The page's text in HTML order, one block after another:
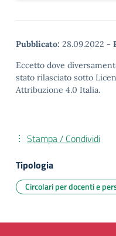
Pubblicato: 28.09.2022 -
Eccetto dove
stato rilasciato sotto
Attribuzione 4.0 Italia.
Stampa / Condividi
Tipologia
Circolari per docenti e